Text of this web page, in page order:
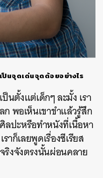
นจุดเด่นจุดด้อยอย่างไร
นตั้งแต่เด็กๆ ละมั้ง เรา
ก พอเห็นเขาขำแล้วรู้สึก
ปะหรือทำหนังที่เนื้อหา
าก็เลยพูดเรื่องซีเรียส
งจังตรงนั้นผ่อนคลาย